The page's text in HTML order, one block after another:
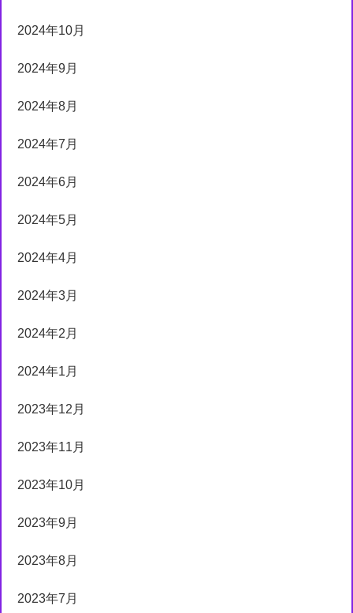
2024年10月
2024年9月
2024年8月
2024年7月
2024年6月
2024年5月
2024年4月
2024年3月
2024年2月
2024年1月
2023年12月
2023年11月
2023年10月
2023年9月
2023年8月
2023年7月